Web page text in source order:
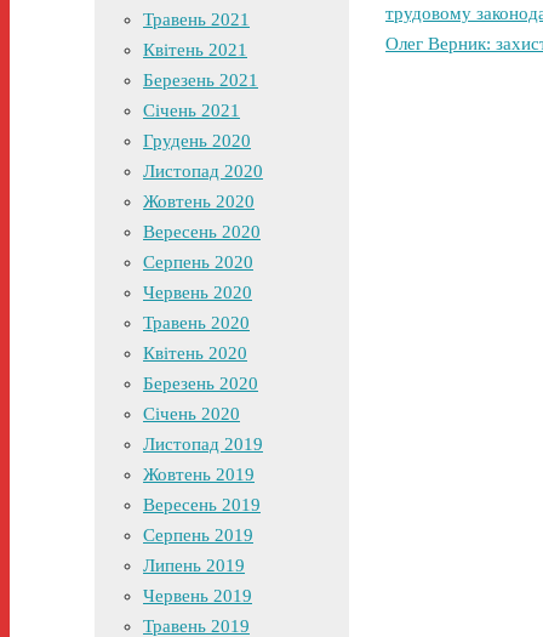
трудовому
Олег Верник:
Травень 2021
Квітень 2021
Березень 2021
Січень 2021
Грудень 2020
Листопад 2020
Жовтень 2020
Вересень 2020
Серпень 2020
Червень 2020
Травень 2020
Квітень 2020
Березень 2020
Січень 2020
Листопад 2019
Жовтень 2019
Вересень 2019
Серпень 2019
Липень 2019
Червень 2019
Травень 2019